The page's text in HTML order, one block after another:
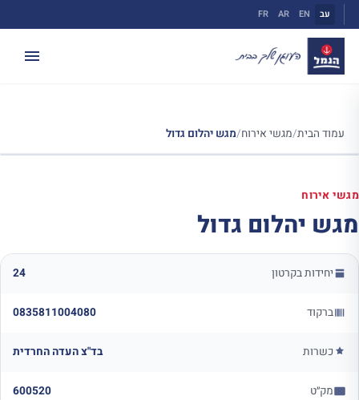
לתוכן
עב EN
AR
FR
עמוד הבית/מגשי אירוח/מגש יהלום גדול
מגשי אירוח
מגש יהלום גדול
יחידות בקרטון 24
ברקוד 0835811004080
כשרות בד"צ העדה החרדית
מק״ט 600520